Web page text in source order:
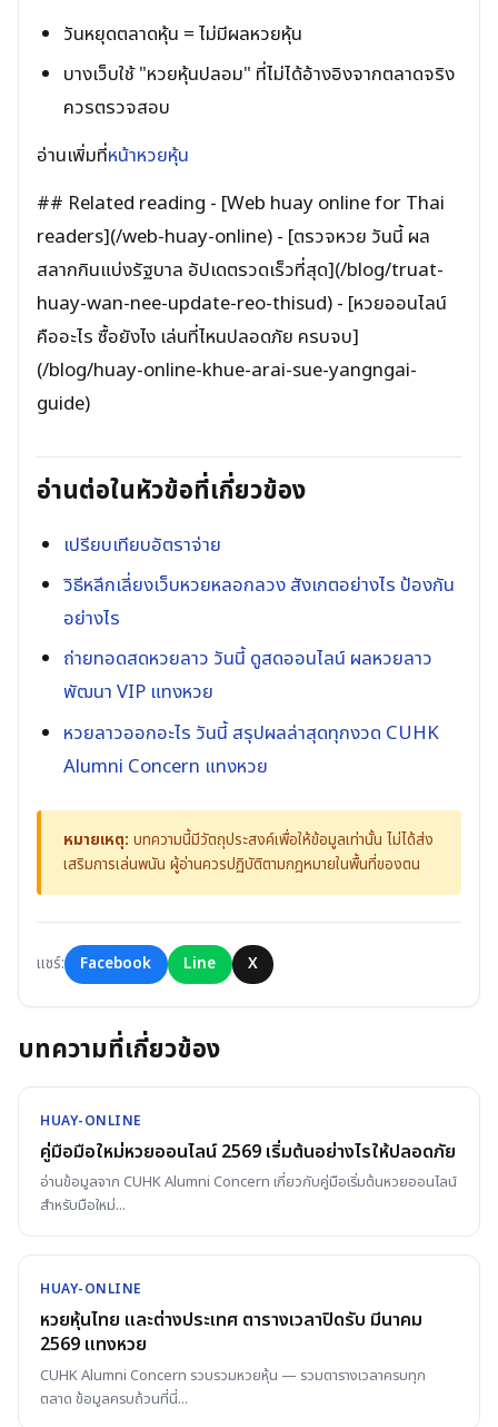
วันหยุดตลาดหุ้น = ไม่มีผลหวยหุ้น
บางเว็บใช้ "หวยหุ้นปลอม" ที่ไม่ได้อ้างอิงจากตลาดจริง
ควรตรวจสอบ
อ่านเพิ่มที่หน้าหวยหุ้น
## Related reading - [Web huay online for Thai
readers](/web-huay-online) - [ตรวจหวย วันนี้ ผล
สลากกินแบ่งรัฐบาล อัปเดตรวดเร็วที่สุด](/blog/truat-
huay-wan-nee-update-reo-thisud) - [หวยออนไลน์
คืออะไร ซื้อยังไง เล่นที่ไหนปลอดภัย ครบจบ]
(/blog/huay-online-khue-arai-sue-yangngai-
guide)
อ่านต่อในหัวข้อที่เกี่ยวข้อง
เปรียบเทียบอัตราจ่าย
วิธีหลีกเลี่ยงเว็บหวยหลอกลวง สังเกตอย่างไร ป้องกัน
อย่างไร
ถ่ายทอดสดหวยลาว วันนี้ ดูสดออนไลน์ ผลหวยลาว
พัฒนา VIP แทงหวย
หวยลาวออกอะไร วันนี้ สรุปผลล่าสุดทุกงวด CUHK
Alumni Concern แทงหวย
หมายเหตุ: บทความนี้มีวัตถุประสงค์เพื่อให้ข้อมูลเท่านั้น ไม่ได้ส่ง
เสริมการเล่นพนัน ผู้อ่านควรปฏิบัติตามกฎหมายในพื้นที่ของตน
แชร์: Facebook Line X
บทความที่เกี่ยวข้อง
HUAY-ONLINE
คู่มือมือใหม่หวยออนไลน์ 2569 เริ่มต้นอย่างไรให้ปลอดภัย
อ่านข้อมูลจาก CUHK Alumni Concern เกี่ยวกับคู่มือเริ่มต้นหวยออนไลน์
สำหรับมือใหม่...
HUAY-ONLINE
หวยหุ้นไทย และต่างประเทศ ตารางเวลาปิดรับ มีนาคม
2569 แทงหวย
CUHK Alumni Concern รวบรวมหวยหุ้น — รวมตารางเวลาครบทุก
ตลาด ข้อมูลครบถ้วนที่นี่...